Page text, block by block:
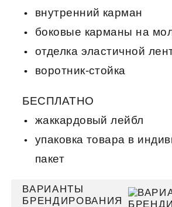
внутренний карман
боковые карманы на
отделка эластичной
воротник-стойка
БЕСПЛАТНО
жаккардовый лейбл
упаковка товара в
пакет
ВАРИАНТЫ
БРЕНДИРОВАНИЯ